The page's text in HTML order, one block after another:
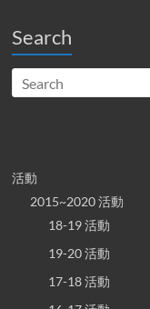
Search
活動
2015~2020 活動
18-19 活動
19-20 活動
17-18 活動